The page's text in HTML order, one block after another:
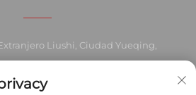
Liushi, Ciudad Yueqing,